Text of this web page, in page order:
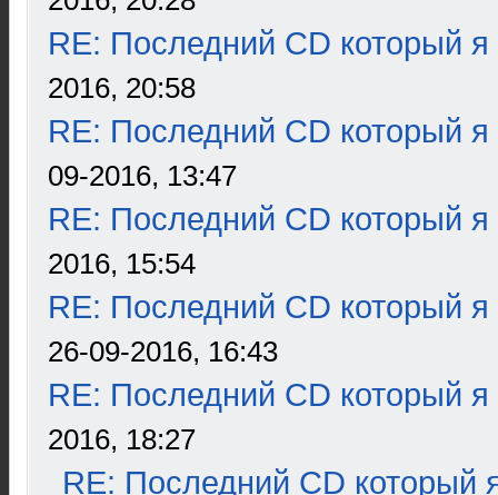
RE: Последний CD который я
2016, 20:58
RE: Последний CD который я
09-2016, 13:47
RE: Последний CD который я
2016, 15:54
RE: Последний CD который я
26-09-2016, 16:43
RE: Последний CD который я
2016, 18:27
RE: Последний CD который